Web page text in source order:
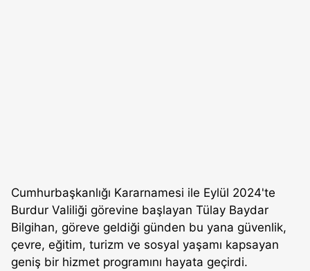
Cumhurbaşkanlığı Kararnamesi ile Eylül 2024'te
Burdur Valiliği görevine başlayan Tülay Baydar
Bilgihan, göreve geldiği günden bu yana güvenlik,
çevre, eğitim, turizm ve sosyal yaşamı kapsayan
geniş bir hizmet programını hayata geçirdi.